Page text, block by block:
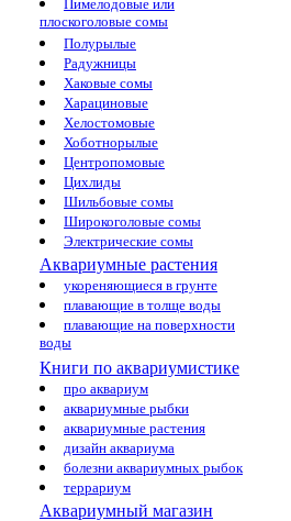
Пимелодовые или
плоскоголовые сомы
Полурылые
Радужницы
Хаковые сомы
Харациновые
Хелостомовые
Хоботнорылые
Центропомовые
Цихлиды
Шильбовые сомы
Широкоголовые сомы
Электрические сомы
Аквариумные растения
укореняющиеся в грунте
плавающие в толще воды
плавающие на поверхности
воды
Книги по аквариумистике
про аквариум
аквариумные рыбки
аквариумные растения
дизайн аквариума
болезни аквариумных рыбок
террариум
Аквариумный магазин